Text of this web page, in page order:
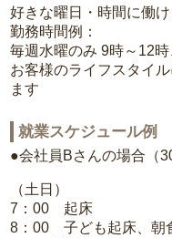
好きな曜日・時間に働
勤務時間例：
毎週水曜のみ 9時～12
お客様のライフスタイ
ます
就業スケジュール例
●会社員Bさんの場合（
（土日）
7：00 起床
8：00 子ども起床、朝